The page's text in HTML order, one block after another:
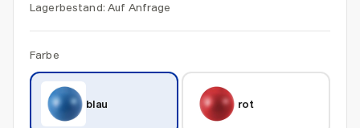
Lagerbestand: Auf Anfrage
Farbe
blau rot